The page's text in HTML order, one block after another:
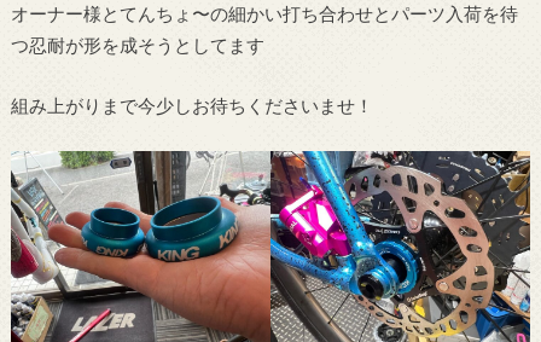
オーナー様とてんちょ〜の細かい打ち合わせとパーツ入荷を待
つ忍耐が形を成そうとしてます
組み上がりまで今少しお待ちくださいませ！